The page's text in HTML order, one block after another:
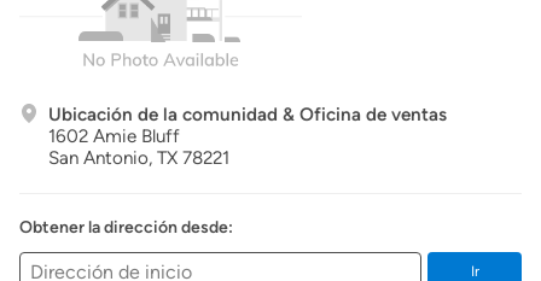
Ubicación de la comunidad & Oficina de ventas
1602 Amie Bluff
San Antonio, TX 78221
Obtener la dirección desde:
Ir